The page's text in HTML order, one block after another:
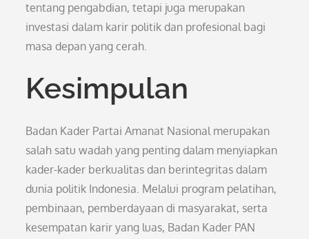
tentang pengabdian, tetapi juga merupakan
investasi dalam karir politik dan profesional bagi
masa depan yang cerah.
Kesimpulan
Badan Kader Partai Amanat Nasional merupakan
salah satu wadah yang penting dalam menyiapkan
kader-kader berkualitas dan berintegritas dalam
dunia politik Indonesia. Melalui program pelatihan,
pembinaan, pemberdayaan di masyarakat, serta
kesempatan karir yang luas, Badan Kader PAN